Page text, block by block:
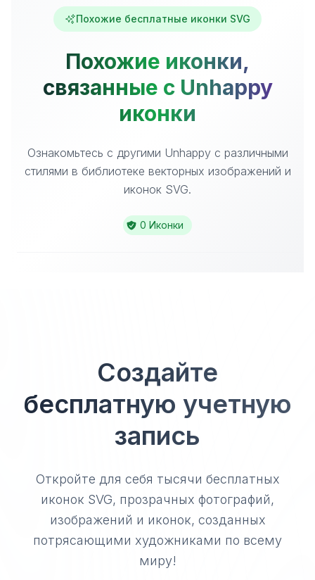
Похожие бесплатные иконки SVG
Похожие иконки,
связанные с Unhappy
иконки
Ознакомьтесь с другими Unhappy с различными
стилями в библиотеке векторных изображений и
иконок SVG.
0 Иконки
Создайте
бесплатную учетную
запись
Откройте для себя тысячи бесплатных
иконок SVG, прозрачных фотографий,
изображений и иконок, созданных
потрясающими художниками по всему
миру!